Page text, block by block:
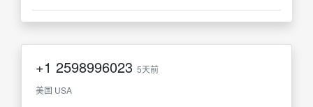
+1 2598996023 5天前
美国 USA